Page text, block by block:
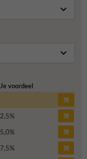
Je voordeel
2,5%
5,0%
7,5%